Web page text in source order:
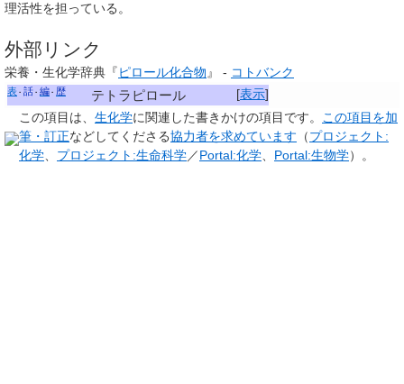
理活性を担っている。
外部リンク
栄養・生化学辞典『ピロール化合物 』 - コトバンク
[表示]
表 話 編 歴 テトラピロール
この項目は、 生化学に関連した書きかけの項目 です。
この項目を加
筆・訂正などしてくださる協力者を求めています （プロジェクト:
化学
プロジェクト:生命科学／Portal:化学 Portal:生物学）。